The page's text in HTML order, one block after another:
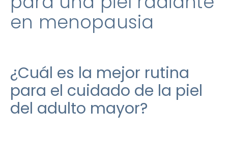
en menopausia
¿Cuál es la mejor rutina
para el cuidado de la piel
del adulto mayor?